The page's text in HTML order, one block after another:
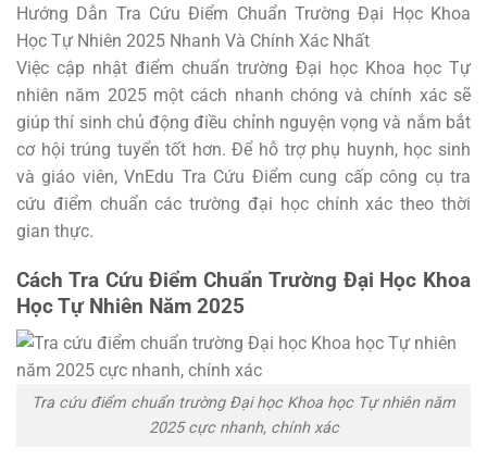
Hướng Dẫn Tra Cứu Điểm Chuẩn Trường Đại Học Khoa
Học Tự Nhiên 2025 Nhanh Và Chính Xác Nhất
Việc cập nhật điểm chuẩn trường Đại học Khoa học Tự
nhiên năm 2025 một cách nhanh chóng và chính xác sẽ
giúp thí sinh chủ động điều chỉnh nguyện vọng và nắm bắt
cơ hội trúng tuyển tốt hơn. Để hỗ trợ phụ huynh, học sinh
và giáo viên, VnEdu Tra Cứu Điểm cung cấp công cụ tra
cứu điểm chuẩn các trường đại học chính xác theo thời
gian thực.
Cách Tra Cứu Điểm Chuẩn Trường Đại Học Khoa
Học Tự Nhiên Năm 2025
Tra cứu điểm chuẩn trường Đại học Khoa học Tự nhiên năm
2025 cực nhanh, chính xác